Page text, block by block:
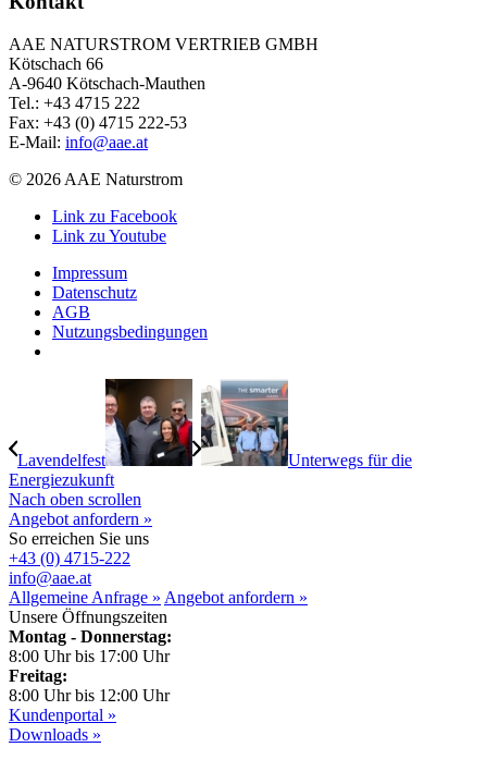
AAE NATURSTROM VERTRIEB GMBH
Kötschach 66
A-9640 Kötschach-Mauthen
Tel.: +43 4715 222
Fax: +43 (0) 4715 222-53
E-Mail: info@aae.at
© 2026 AAE Naturstrom
Link zu Facebook
Link zu Youtube
Impressum
Datenschutz
AGB
Nutzungsbedingungen
Lavendelfest
Unterwegs für die
Energiezukunft
Nach oben scrollen
Angebot anfordern »
So erreichen Sie uns
+43 (0) 4715-222
info@aae.at
Allgemeine Anfrage » Angebot anfordern »
Unsere Öffnungszeiten
Montag - Donnerstag:
8:00 Uhr bis 17:00 Uhr
Freitag:
8:00 Uhr bis 12:00 Uhr
Kundenportal »
Downloads »